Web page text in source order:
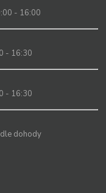
- 16:00
- 16:30
- 16:30
dohody